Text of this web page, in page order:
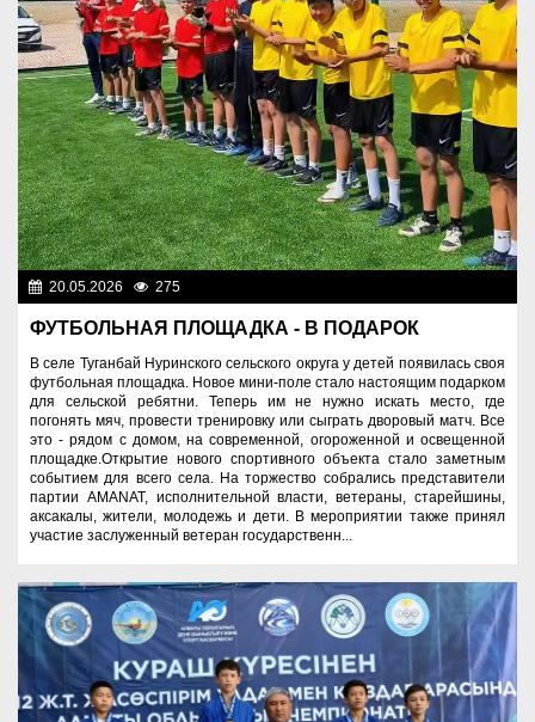
20.05.2026 275
ФУТБОЛЬНАЯ ПЛОЩАДКА - В ПОДАРОК
В селе Туганбай Нуринского сельского округа у детей появилась своя
футбольная площадка. Новое мини-поле стало настоящим подарком
для сельской ребятни. Теперь им не нужно искать место, где
погонять мяч, провести тренировку или сыграть дворовый матч. Все
это - рядом с домом, на современной, огороженной и освещенной
площадке.Открытие нового спортивного объекта стало заметным
событием для всего села. На торжество собрались представители
партии AMANAT, исполнительной власти, ветераны, старейшины,
аксакалы, жители, молодежь и дети. В мероприятии также принял
участие заслуженный ветеран государственн...